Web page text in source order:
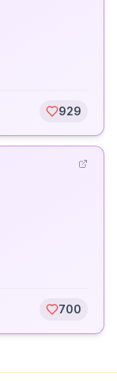
929
700